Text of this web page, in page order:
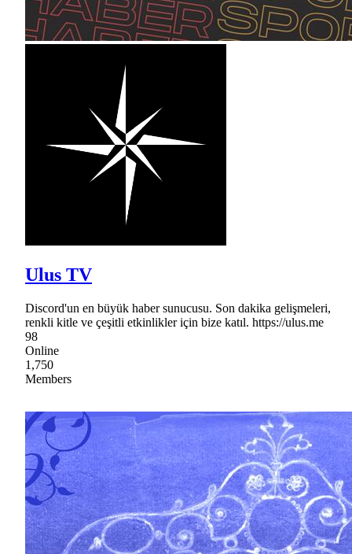
Ulus TV
Discord'un en büyük haber sunucusu. Son dakika gelişmeleri,
renkli kitle ve çeşitli etkinlikler için bize katıl. https://ulus.me
98
Online
1,750
Members